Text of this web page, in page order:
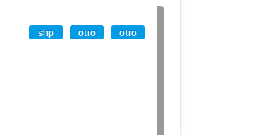
shp otro otro